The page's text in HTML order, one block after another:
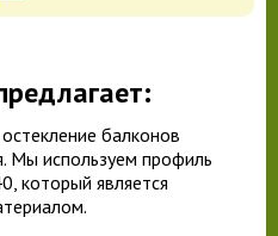
балконов
Мы используем профиль
который является